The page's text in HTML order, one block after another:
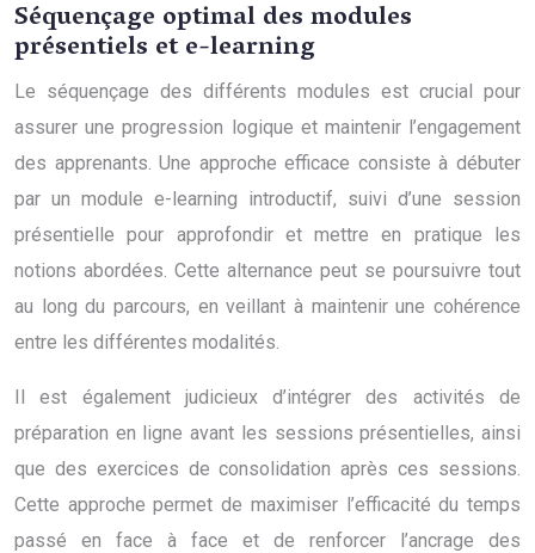
Séquençage optimal des modules
présentiels et e-learning
Le séquençage des différents modules est crucial pour
assurer une progression logique et maintenir l’engagement
des apprenants. Une approche efficace consiste à débuter
par un module e-learning introductif, suivi d’une session
présentielle pour approfondir et mettre en pratique les
notions abordées. Cette alternance peut se poursuivre tout
au long du parcours, en veillant à maintenir une cohérence
entre les différentes modalités.
Il est également judicieux d’intégrer des activités de
préparation en ligne avant les sessions présentielles, ainsi
que des exercices de consolidation après ces sessions.
Cette approche permet de maximiser l’efficacité du temps
passé en face à face et de renforcer l’ancrage des